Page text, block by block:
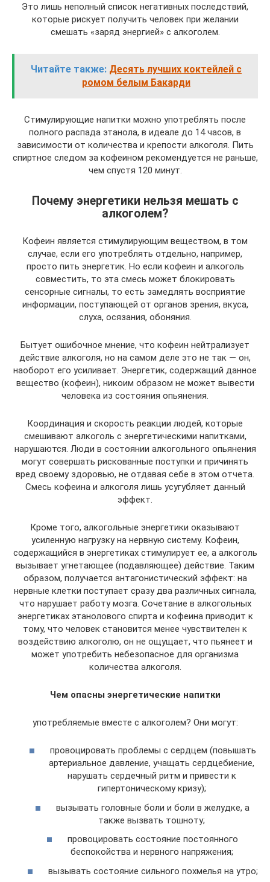
Это лишь неполный список негативных последствий,
которые рискует получить человек при желании
смешать «заряд энергией» с алкоголем.
Читайте также: Десять лучших коктейлей с
ромом белым Бакарди
Стимулирующие напитки можно употреблять после
полного распада этанола, в идеале до 14 часов, в
зависимости от количества и крепости алкоголя. Пить
спиртное следом за кофеином рекомендуется не раньше,
чем спустя 120 минут.
Почему энергетики нельзя мешать с
алкоголем?
Кофеин является стимулирующим веществом, в том
случае, если его употреблять отдельно, например,
просто пить энергетик. Но если кофеин и алкоголь
совместить, то эта смесь может блокировать
сенсорные сигналы, то есть замедлять восприятие
информации, поступающей от органов зрения, вкуса,
слуха, осязания, обоняния.
Бытует ошибочное мнение, что кофеин нейтрализует
действие алкоголя, но на самом деле это не так — он,
наоборот его усиливает. Энергетик, содержащий данное
вещество (кофеин), никоим образом не может вывести
человека из состояния опьянения.
Координация и скорость реакции людей, которые
смешивают алкоголь с энергетическими напитками,
нарушаются. Люди в состоянии алкогольного опьянения
могут совершать рискованные поступки и причинять
вред своему здоровью, не отдавая себе в этом отчета.
Смесь кофеина и алкоголя лишь усугубляет данный
эффект.
Кроме того, алкогольные энергетики оказывают
усиленную нагрузку на нервную систему. Кофеин,
содержащийся в энергетиках стимулирует ее, а алкоголь
вызывает угнетающее (подавляющее) действие. Таким
образом, получается антагонистический эффект: на
нервные клетки поступает сразу два различных сигнала,
что нарушает работу мозга. Сочетание в алкогольных
энергетиках этанолового спирта и кофеина приводит к
тому, что человек становится менее чувствителен к
воздействию алкоголю, он не ощущает, что пьянеет и
может употребить небезопасное для организма
количества алкоголя.
Чем опасны энергетические напитки
употребляемые вместе с алкоголем? Они могут:
провоцировать проблемы с сердцем (повышать
артериальное давление, учащать сердцебиение,
нарушать сердечный ритм и привести к
гипертоническому кризу);
вызывать головные боли и боли в желудке, а
также вызвать тошноту;
провоцировать состояние постоянного
беспокойства и нервного напряжения;
вызывать состояние сильного похмелья на утро;